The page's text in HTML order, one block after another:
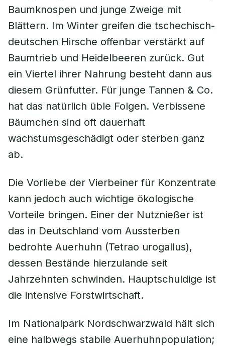
Baumknospen und junge Zweige mit
Blättern. Im Winter greifen die tschechisch-
deutschen Hirsche offenbar verstärkt auf
Baumtrieb und Heidelbeeren zurück. Gut
ein Viertel ihrer Nahrung besteht dann aus
diesem Grünfutter. Für junge Tannen & Co.
hat das natürlich üble Folgen. Verbissene
Bäumchen sind oft dauerhaft
wachstumsgeschädigt oder sterben ganz
ab.
Die Vorliebe der Vierbeiner für Konzentrate
kann jedoch auch wichtige ökologische
Vorteile bringen. Einer der Nutznießer ist
das in Deutschland vom Aussterben
bedrohte Auerhuhn (Tetrao urogallus),
dessen Bestände hierzulande seit
Jahrzehnten schwinden. Hauptschuldige ist
die intensive Forstwirtschaft.
Im Nationalpark Nordschwarzwald hält sich
eine halbwegs stabile Auerhuhnpopulation;